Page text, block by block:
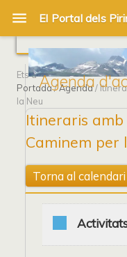
Agenda
Ets a
Portada/Agenda/
la Neu
Itineraris
Caminem per
Torna al calendari